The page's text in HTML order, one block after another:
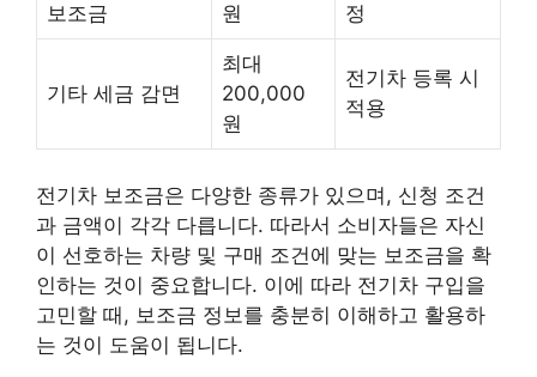
보조금
원
정
기타 세금 감면
최대
200,000
원
전기차 등록 시
적용
전기차 보조금은 다양한 종류가 있으며, 신청 조건
과 금액이 각각 다릅니다. 따라서 소비자들은 자신
이 선호하는 차량 및 구매 조건에 맞는 보조금을 확
인하는 것이 중요합니다. 이에 따라 전기차 구입을
고민할 때, 보조금 정보를 충분히 이해하고 활용하
는 것이 도움이 됩니다.